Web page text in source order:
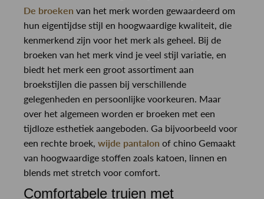
De broeken van het merk worden gewaardeerd om
hun eigentijdse stijl en hoogwaardige kwaliteit, die
kenmerkend zijn voor het merk als geheel. Bij de
broeken van het merk vind je veel stijl variatie, en
biedt het merk een groot assortiment aan
broekstijlen die passen bij verschillende
gelegenheden en persoonlijke voorkeuren. Maar
over het algemeen worden er broeken met een
tijdloze esthetiek aangeboden. Ga bijvoorbeeld voor
een rechte broek, wijde pantalon of chino Gemaakt
van hoogwaardige stoffen zoals katoen, linnen en
blends met stretch voor comfort.
Comfortabele truien met